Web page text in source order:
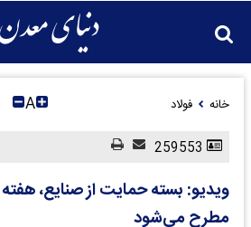
خانه فولاد A
ویدیو: بسته حمایت از صنایع،
مطرح می‌شود